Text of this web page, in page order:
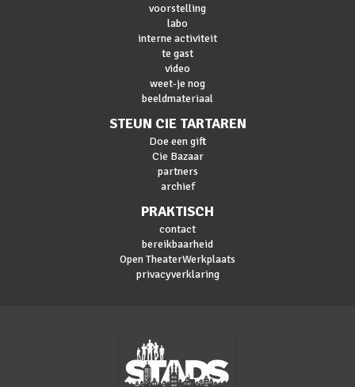
voorstelling
labo
interne activiteit
te gast
video
weet-je nog
beeldmateriaal
STEUN CIE TARTAREN
Doe een gift
Cie Bazaar
partners
archief
PRAKTISCH
contact
bereikbaarheid
Open TheaterWerkplaats
privacyverklaring